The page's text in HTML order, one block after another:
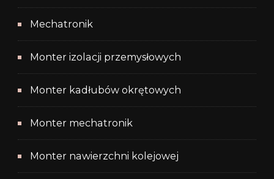
Mechatronik
Monter izolacji przemysłowych
Monter kadłubów okrętowych
Monter mechatronik
Monter nawierzchni kolejowej